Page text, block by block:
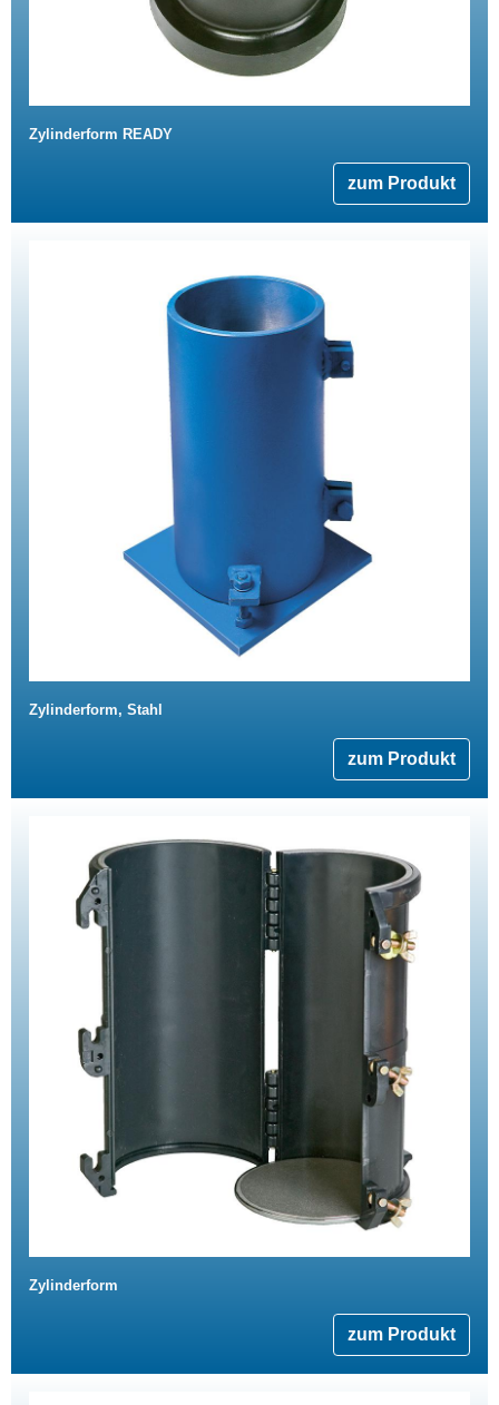
Zylinderform READY
zum Produkt
Zylinderform, Stahl
zum Produkt
Zylinderform
zum Produkt